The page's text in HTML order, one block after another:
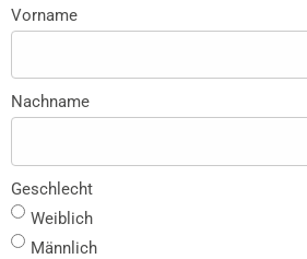
Vorname
Nachname
Geschlecht
Weiblich
Männlich